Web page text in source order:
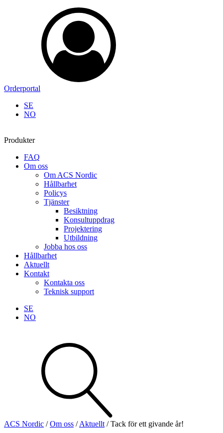
Orderportal
SE
NO
Produkter
FAQ
Om oss
Om ACS Nordic
Hållbarhet
Policys
Tjänster
Besiktning
Konsultuppdrag
Projektering
Utbildning
Jobba hos oss
Hållbarhet
Aktuellt
Kontakt
Kontakta oss
Teknisk support
SE
NO
Se alla kategorier
Se alla produkter
ACS Nordic /Om oss /Aktuellt /Tack för ett givande år!